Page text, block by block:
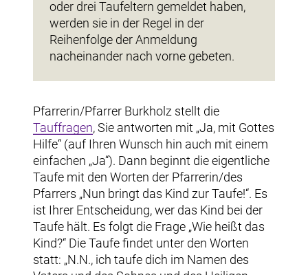
oder drei Taufeltern gemeldet haben,
werden sie in der Regel in der
Reihenfolge der Anmeldung
nacheinander nach vorne gebeten.
Pfarrerin/Pfarrer Burkholz stellt die
Tauffragen, Sie antworten mit „Ja, mit Gottes
Hilfe“ (auf Ihren Wunsch hin auch mit einem
einfachen „Ja“). Dann beginnt die eigentliche
Taufe mit den Worten der Pfarrerin/des
Pfarrers „Nun bringt das Kind zur Taufe!“. Es
ist Ihrer Entscheidung, wer das Kind bei der
Taufe hält. Es folgt die Frage „Wie heißt das
Kind?“ Die Taufe findet unter den Worten
statt: „N.N., ich taufe dich im Namen des